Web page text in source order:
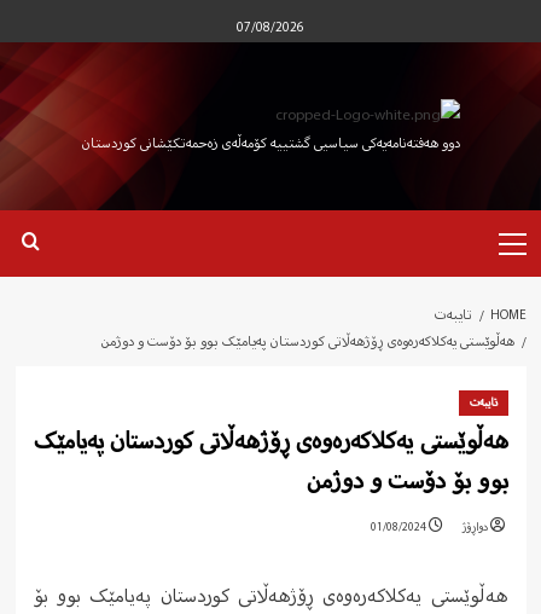
to
content
07/08/2026
دوو هەفتەنامەیەکی سیاسیی گشتییە کۆمەڵەی زەحمەتکێشانی کوردستان
Menu
HOME
تایبەت
هەڵوێستی یەکلاکەرەوەی ڕۆژهەڵاتی کوردستان پەیامێک بوو بۆ دۆست و دوژمن
تایبەت
هەڵوێستی یەکلاکەرەوەی ڕۆژهەڵاتی کوردستان پەیامێک
بوو بۆ دۆست و دوژمن
دواڕۆژ 01/08/2024
هەڵوێستی یەکلاکەرەوەی ڕۆژهەڵاتی کوردستان پەیامێک بوو بۆ